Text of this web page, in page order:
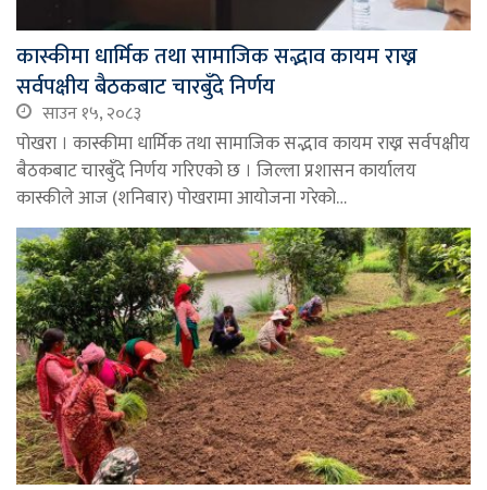
कास्कीमा धार्मिक तथा सामाजिक सद्भाव कायम राख्न
सर्वपक्षीय बैठकबाट चारबुँदे निर्णय
साउन १५, २०८३
पोखरा । कास्कीमा धार्मिक तथा सामाजिक सद्भाव कायम राख्न सर्वपक्षीय
बैठकबाट चारबुँदे निर्णय गरिएको छ । जिल्ला प्रशासन कार्यालय
कास्कीले आज (शनिबार) पोखरामा आयोजना गरेको…